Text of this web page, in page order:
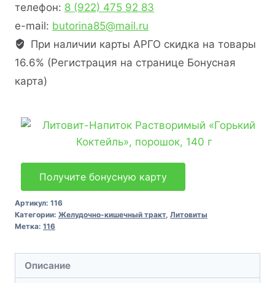
телефон: 8 (922) 475 92 83
e-mail: butorina85@mail.ru
При наличии карты АРГО скидка на товары
16.6% (Регистрация на странице Бонусная
карта)
Получите бонусную карту
Артикул: 116
Категории: Желудочно-кишечный тракт, Литовиты
Метка: 116
Описание